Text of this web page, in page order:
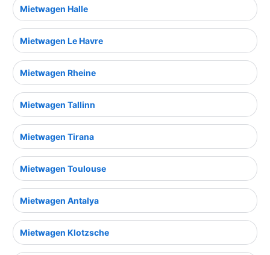
Mietwagen Halle
Mietwagen Le Havre
Mietwagen Rheine
Mietwagen Tallinn
Mietwagen Tirana
Mietwagen Toulouse
Mietwagen Antalya
Mietwagen Klotzsche